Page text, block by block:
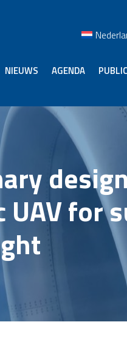
NIEUWS AGENDA
for